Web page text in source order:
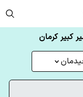
کبیر کرمان